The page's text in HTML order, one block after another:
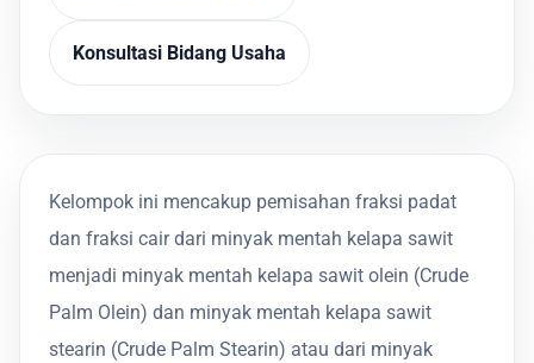
Konsultasi Bidang Usaha
Kelompok ini mencakup pemisahan fraksi padat
dan fraksi cair dari minyak mentah kelapa sawit
menjadi minyak mentah kelapa sawit olein (Crude
Palm Olein) dan minyak mentah kelapa sawit
stearin (Crude Palm Stearin) atau dari minyak